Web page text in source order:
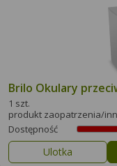
Brilo Okulary
1 szt.
produkt zaopatrzenia/
Dostępność
Ulotka